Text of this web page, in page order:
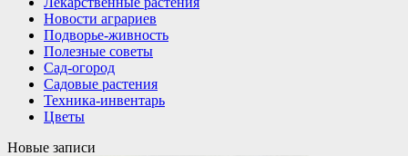
Новости аграриев
Подворье-живность
Полезные советы
Сад-огород
Садовые растения
Техника-инвентарь
Цветы
Новые записи